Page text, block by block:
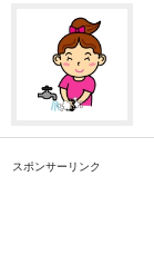
スポンサーリンク